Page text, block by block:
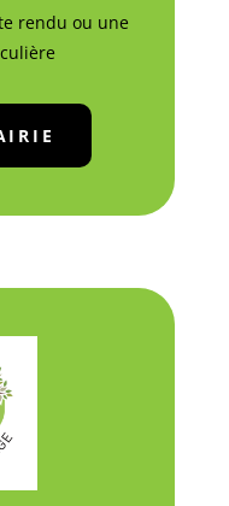
rendu ou une